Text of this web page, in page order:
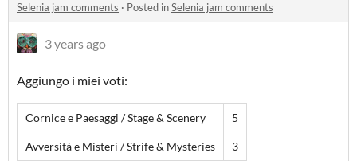
Selenia jam comments · Posted inSelenia jam comments
3 years ago
Aggiungo i miei voti:
Cornice e Paesaggi / Stage & Scenery 5
Avversità e Misteri / Strife & Mysteries 3